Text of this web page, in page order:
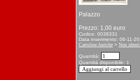
Palazzo
Prezzo: 1,00 euro
Codice: 0038331
Data inserimento: 06-11-
Cartoline Antiche > Non
Quantità:
Quantità disponibile: 1